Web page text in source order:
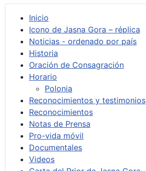
Inicio
Icono de Jasna Gora – réplica
Noticias - ordenado por país
Historia
Oración de Consagración
Horario
Polonia
Reconocimientos y testimonios
Reconocimientos
Notas de Prensa
Pro-vida móvil
Documentales
Videos